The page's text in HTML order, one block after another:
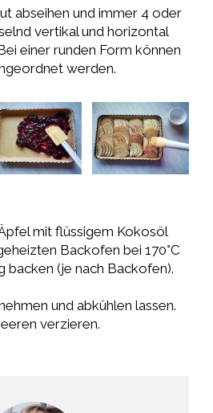
abseihen und immer 4 oder
vertikal und horizontal
einer runden Form können
werden.
mit flüssigem Kokosöl
Backofen bei 170°C
backen (je nach Backofen).
und abkühlen lassen.
verzieren.